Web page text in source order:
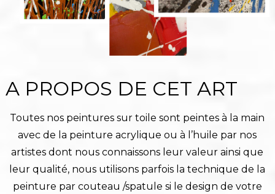
A PROPOS DE CET ART
Toutes nos peintures sur toile sont peintes à la main
avec de la peinture acrylique ou à l’huile par nos
artistes dont nous connaissons leur valeur ainsi que
leur qualité, nous utilisons parfois la technique de la
peinture par couteau /spatule si le design de votre